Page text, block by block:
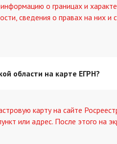
о границах и
сведения о правах на них и
области на карте ЕГРН?
карту на сайте
или адрес. После этого на